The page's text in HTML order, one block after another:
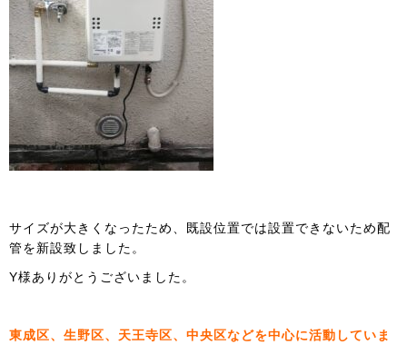
サイズが大きくなったため、既設位置では設置できないため配
管を新設致しました。
Y様ありがとうございました。
東成区、生野区、天王寺区、中央区などを中心に活動していま